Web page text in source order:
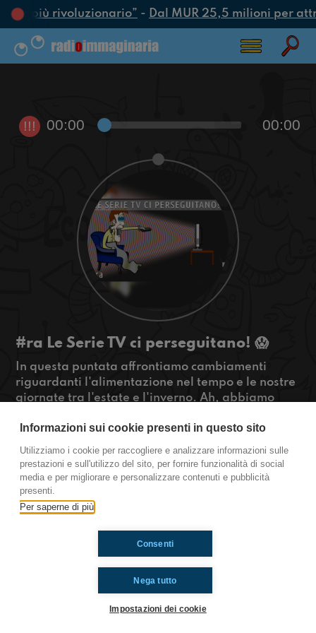
più rivoluzionario”- Dal MUR 25,5 milioni per
!!! 00:00 00:00
#ra Le Serie TV ci perseguitano! 😱
In questa puntata affrontiamo cambiamenti
riguardanti l'alimentazione nel tempo e le nostre
giornate tra l'estate e l'inverno. Ah, abbiamo
dedicate alle serie... SAPRETE DOVE TROVARCI!!
😉
#OkkinSu www.radioimmaginaria.it
Ravenna
Ti è piaciuto? Condividilo!
Informazioni sui cookie presenti in questo sito
Utilizziamo i cookie per raccogliere e analizzare informazioni sulle
prestazioni e sull'utilizzo del sito, per fornire funzionalità di social
media e per migliorare e personalizzare contenuti e pubblicità
presenti.
Per saperne di più
Nega tutto
Consenti
Impostazioni dei cookie